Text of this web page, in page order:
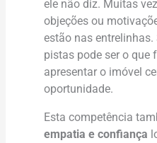
ele não diz. Muitas
objeções ou
estão nas
pistas pode ser o que
apresentar o imóvel
oportunidade.
Esta competência
empatia e confiança